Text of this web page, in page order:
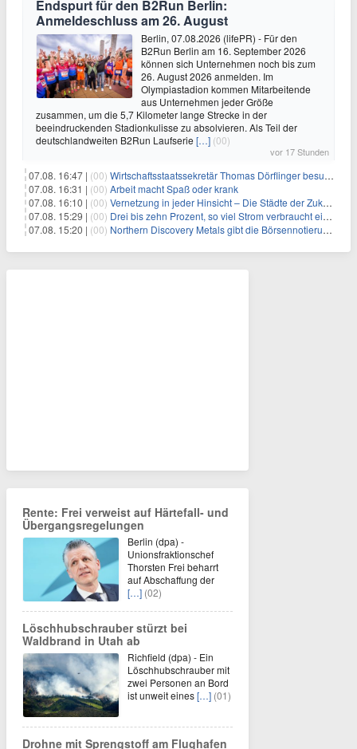
Endspurt für den B2Run Berlin:
Anmeldeschluss am 26. August
Berlin, 07.08.2026 (lifePR) - Für den
B2Run Berlin am 16. September 2026
können sich Unternehmen noch bis zum
26. August 2026 anmelden. Im
Olympiastadion kommen Mitarbeitende
aus Unternehmen jeder Größe
zusammen, um die 5,7 Kilometer lange Strecke in der
beeindruckenden Stadionkulisse zu absolvieren. Als Teil der
deutschlandweiten B2Run Laufserie […] (00)
vor 17 Stunden
07.08. 16:47 | (00) Wirtschaftsstaatssekretär Thomas Dörflinger besucht Handwerksbetrieb im Kammerbezirk Freiburg
07.08. 16:31 | (00) Arbeit macht Spaß oder krank
07.08. 16:10 | (00) Vernetzung in jeder Hinsicht – Die Städte der Zukunft sind grün-blau
07.08. 15:29 | (00) Drei bis zehn Prozent, so viel Strom verbraucht ein Aufzug im Gebäude
07.08. 15:20 | (00) Northern Discovery Metals gibt die Börsennotierung an der Frankfurter Wertpapierbörse bekannt
Rente: Frei verweist auf Härtefall- und
Übergangsregelungen
Berlin (dpa) -
Unionsfraktionschef
Thorsten Frei beharrt
auf Abschaffung der
[…] (02)
Löschhubschrauber stürzt bei
Waldbrand in Utah ab
Richfield (dpa) - Ein
Löschhubschrauber mit
zwei Personen an Bord
ist unweit eines[…] (01)
Drohne mit Sprengstoff am Flughafen